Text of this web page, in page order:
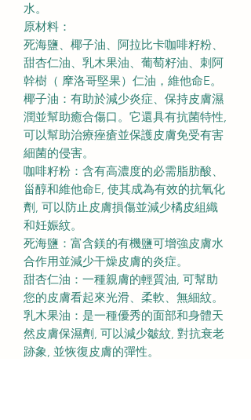
水。
原材料：
死海鹽、椰子油、阿拉比卡咖啡籽粉、
甜杏仁油、乳木果油、葡萄籽油、刺阿
幹樹（ 摩洛哥堅果）仁油，維他命E。
椰子油：有助於減少炎症、保持皮膚濕
潤並幫助癒合傷口。它還具有抗菌特性,
可以幫助治療痤瘡並保護皮膚免受有害
細菌的侵害。
咖啡籽粉：含有高濃度的必需脂肪酸、
甾醇和維他命E, 使其成為有效的抗氧化
劑, 可以防止皮膚損傷並減少橘皮組織
和妊娠紋。
死海鹽：富含鎂的有機鹽可增強皮膚水
合作用並減少干燥皮膚的炎症。
甜杏仁油：一種親膚的輕質油, 可幫助
您的皮膚看起來光滑、柔軟、無細紋。
乳木果油：是一種優秀的面部和身體天
然皮膚保濕劑, 可以減少皺紋, 對抗衰老
跡象, 並恢復皮膚的彈性。